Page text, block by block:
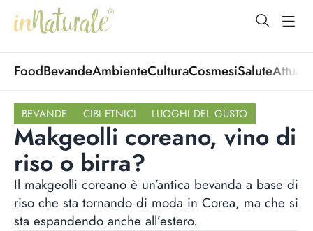
open
FoodBevandeAmbienteCulturaCosmesiSalute
BEVANDE CIBI ETNICI LUOGHI DEL GUSTO
Makgeolli coreano, vino di
riso o birra?
Il makgeolli coreano è un’antica bevanda a base di
riso che sta tornando di moda in Corea, ma che si
sta espandendo anche all’estero.